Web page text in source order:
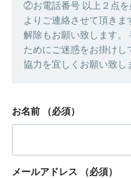
②お電話番号 以上２点を
よりご連絡させて頂き
解除もお願い致します。
ためにご迷惑をお掛けし
協力を宜しくお願い致し
お名前 （必須）
メールアドレス （必須）